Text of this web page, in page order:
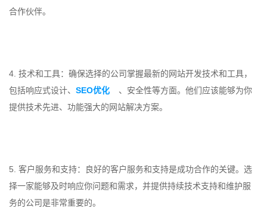
合作伙伴。
4. 技术和工具：确保选择的公司掌握最新的网站开发技术和工具，
包括响应式设计、 SEO优化
、安全性等方面。他们应该能够为你
提供技术先进、功能强大的网站解决方案。
5. 客户服务和支持：良好的客户服务和支持是成功合作的关键。选
择一家能够及时响应你问题和需求，并提供持续技术支持和维护服
务的公司是非常重要的。